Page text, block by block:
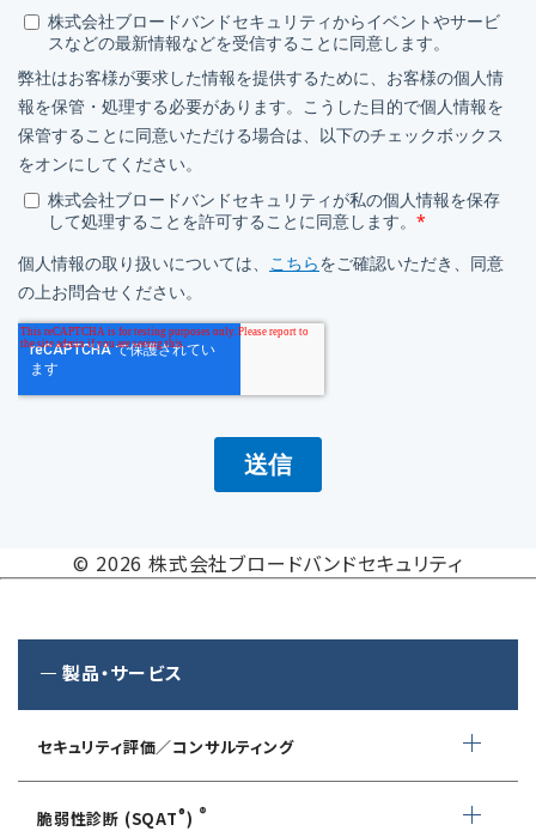
© 2026 株式会社ブロードバンドセキュリティ
製品・サービス
セキュリティ評価／コンサルティング
情報セキュリティ・アドバイザリ
脆弱性診断 (SQAT®) ®